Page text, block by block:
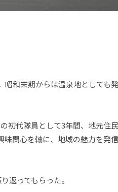
和末期からは温泉地としても
初代隊員として3年間、地元住
関心を軸に、地域の魅力を発
返ってもらった。